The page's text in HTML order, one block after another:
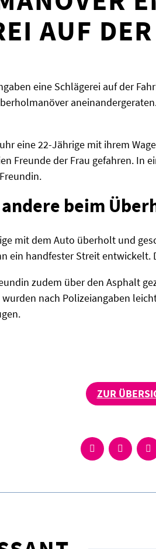
AUF DER
eine Schlägerei auf der
eine 22-Jährige mit ihrem
Freunde der Frau gefahren. In
beim
mit dem Auto überholt und
ein handfester Streit
zudem über den Asphalt
nach Polizeiangaben
ZUR